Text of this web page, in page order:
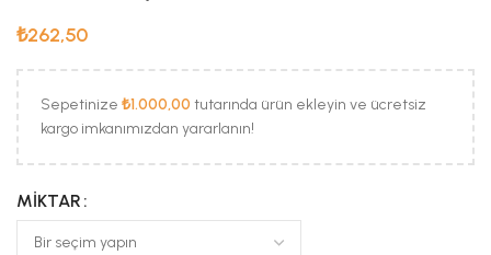
₺262,50
Sepetinize ₺1.000,00 tutarında ürün ekleyin ve ücretsiz
kargo imkanımızdan yararlanın!
MIKTAR